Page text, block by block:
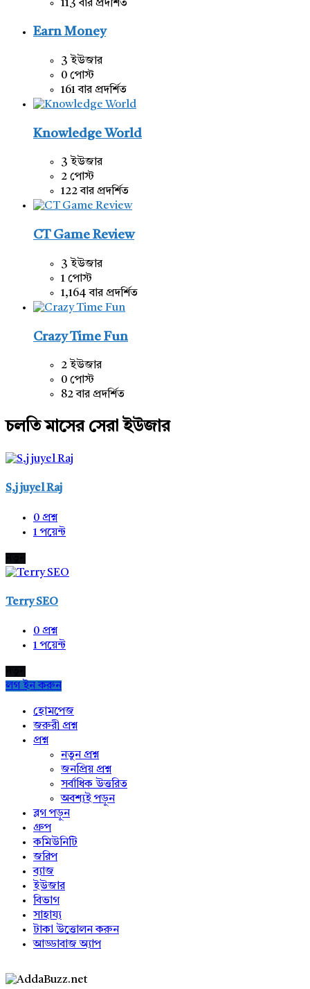
113 বার প্রদর্শিত
Earn Money
3 ইউজার
0 পোস্ট
161 বার প্রদর্শিত
Knowledge World
3 ইউজার
2 পোস্ট
122 বার প্রদর্শিত
CT Game Review
3 ইউজার
1 পোস্ট
1,164 বার প্রদর্শিত
Crazy Time Fun
2 ইউজার
0 পোস্ট
82 বার প্রদর্শিত
চলতি মাসের সেরা ইউজার
S,j juyel Raj
0 প্রশ্ন
1পয়েন্ট
Terry SEO
0 প্রশ্ন
1পয়েন্ট
লগ ইন করুন
Exploreহোমপেজ
জরুরী প্রশ্ন
প্রশ্ন
নতুন প্রশ্ন
জনপ্রিয় প্রশ্ন
সর্বাধিক উত্তরিত
অবশ্যই পড়ুন
ব্লগ পড়ুন
গ্রুপ
কমিউনিটি
জরিপ
ব্যাজ
ইউজার
বিভাগ
সাহায্য
টাকা উত্তোলন করুন
আড্ডাবাজ অ্যাপ
Footer